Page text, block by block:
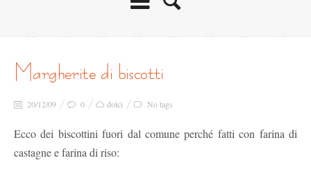
margherite di biscotti
20/12/09 0 dolci No tags
Ecco dei biscottini fuori dal comune perché fatti con farina di
castagne e farina di riso: